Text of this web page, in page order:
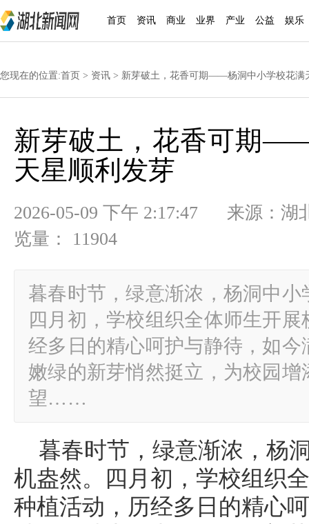
首页 资讯 商业 业界 产业 公益 娱乐
您现在的位置:首页 > 资讯 > 新芽破土，花香可期——杨洞中小学校花满
新芽破土，花香可期
天星顺利发芽
2026-05-09 下午 2:17:47 来源：
览量： 11904
暮春时节，绿意渐浓，杨洞中
四月初，学校组织全体师生开
经多日的精心呵护与静待，如
嫩绿的新芽悄然挺立，为校园
望……
暮春时节，绿意渐浓，杨
机盎然。四月初，学校组织
种植活动，历经多日的精心